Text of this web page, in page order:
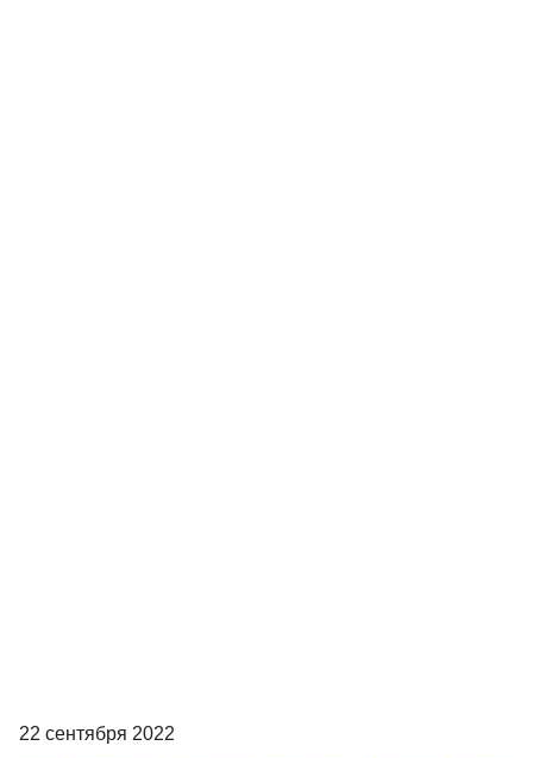
22 сентября 2022